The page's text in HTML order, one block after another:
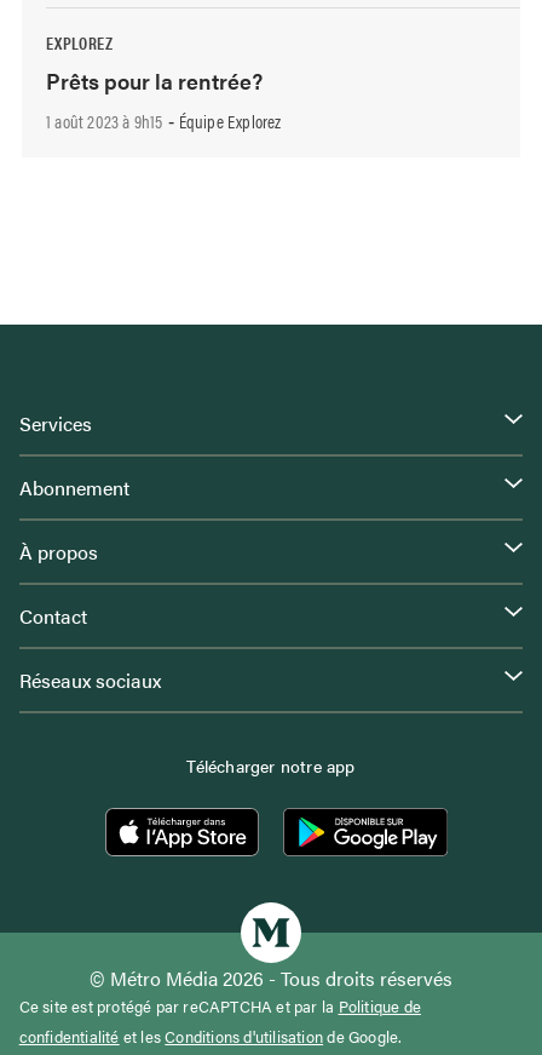
EXPLOREZ
Prêts pour la rentrée?
1 août 2023 à 9h15 - Équipe Explorez
Services
Abonnement
À propos
Contact
Réseaux sociaux
Télécharger notre app
© Métro Média 2026 - Tous droits réservés
Ce site est protégé par reCAPTCHA et par la Politique de
confidentialité et lesConditions d'utilisationde Google.